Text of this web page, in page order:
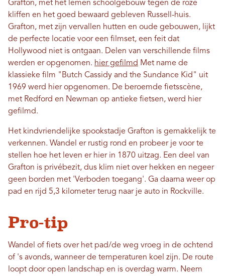
Grafton, met het lemen schoolgebouw tegen de roze
kliffen en het goed bewaard gebleven Russell-huis.
Grafton, met zijn vervallen hutten en oude gebouwen, lijkt
de perfecte locatie voor een filmset, een feit dat
Hollywood niet is ontgaan. Delen van verschillende films
werden er opgenomen. hier gefilmd Met name de
klassieke film "Butch Cassidy and the Sundance Kid" uit
1969 werd hier opgenomen. De beroemde fietsscène,
met Redford en Newman op antieke fietsen, werd hier
gefilmd.
Het kindvriendelijke spookstadje Grafton is gemakkelijk te
verkennen. Wandel er rustig rond en probeer je voor te
stellen hoe het leven er hier in 1870 uitzag. Een deel van
Grafton is privébezit, dus klim niet over hekken en negeer
geen borden met 'Verboden toegang'. Ga daarna weer op
pad en rijd 5,3 kilometer terug naar je auto in Rockville.
Pro-tip
Wandel of fiets over het pad/de weg vroeg in de ochtend
of 's avonds, wanneer de temperaturen koel zijn. De route
loopt door open landschap en is overdag warm. Neem